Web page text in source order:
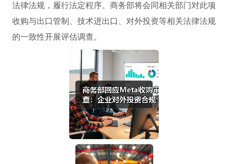
法律法规，履行法定程序。商务部将会同相关部门对此项
收购与出口管制、技术进出口、对外投资等相关法律法规
的一致性开展评估调查。